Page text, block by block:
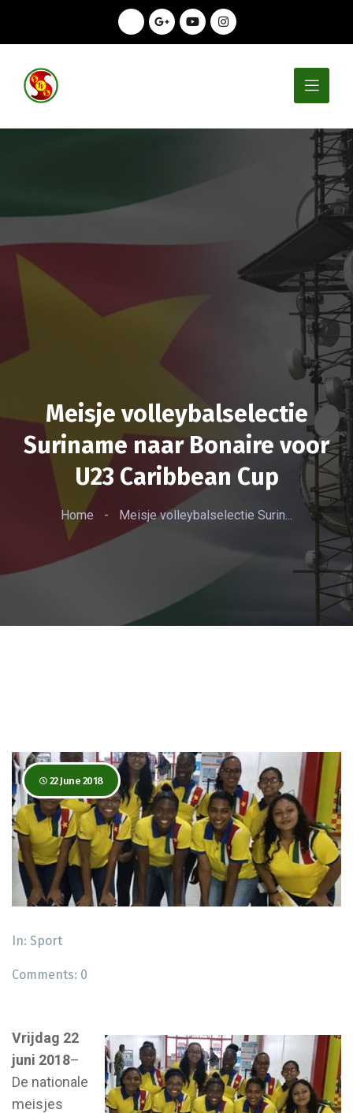
Meisje volleybalselectie
Suriname naar Bonaire voor
U23 Caribbean Cup
Home - Meisje volleybalselectie Surin...
22 June 2018
In: Sport
Comments: 0
Vrijdag 22
juni 2018–
De nationale
meisjes